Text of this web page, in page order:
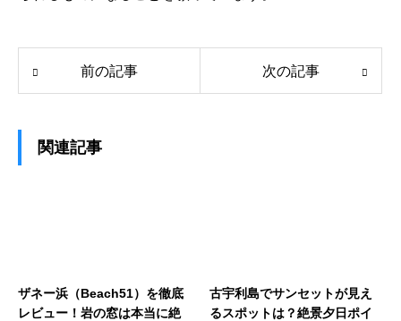
前の記事 次の記事
関連記事
ザネー浜（Beach51）を徹底
レビュー！岩の窓は本当に絶
古宇利島でサンセットが見え
るスポットは？絶景夕日ポイ